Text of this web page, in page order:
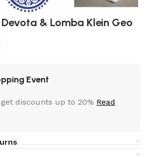
& Lomba Klein Geo
Event
discounts up to 20% Read